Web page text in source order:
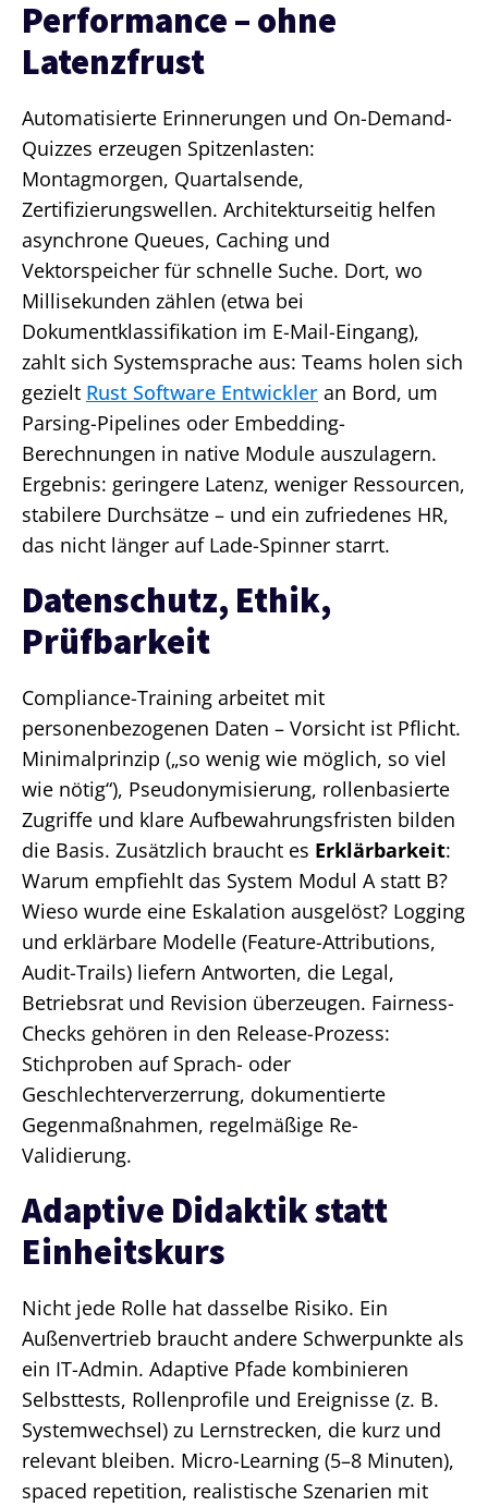
Performance – ohne
Latenzfrust
Automatisierte Erinnerungen und On-Demand-
Quizzes erzeugen Spitzenlasten:
Montagmorgen, Quartalsende,
Zertifizierungswellen. Architekturseitig helfen
asynchrone Queues, Caching und
Vektorspeicher für schnelle Suche. Dort, wo
Millisekunden zählen (etwa bei
Dokumentklassifikation im E-Mail-Eingang),
zahlt sich Systemsprache aus: Teams holen sich
gezielt Rust Software Entwickler an Bord, um
Parsing-Pipelines oder Embedding-
Berechnungen in native Module auszulagern.
Ergebnis: geringere Latenz, weniger Ressourcen,
stabilere Durchsätze – und ein zufriedenes HR,
das nicht länger auf Lade-Spinner starrt.
Datenschutz, Ethik,
Prüfbarkeit
Compliance-Training arbeitet mit
personenbezogenen Daten – Vorsicht ist Pflicht.
Minimalprinzip („so wenig wie möglich, so viel
wie nötig“), Pseudonymisierung, rollenbasierte
Zugriffe und klare Aufbewahrungsfristen bilden
die Basis. Zusätzlich braucht es Erklärbarkeit:
Warum empfiehlt das System Modul A statt B?
Wieso wurde eine Eskalation ausgelöst? Logging
und erklärbare Modelle (Feature-Attributions,
Audit-Trails) liefern Antworten, die Legal,
Betriebsrat und Revision überzeugen. Fairness-
Checks gehören in den Release-Prozess:
Stichproben auf Sprach- oder
Geschlechterverzerrung, dokumentierte
Gegenmaßnahmen, regelmäßige Re-
Validierung.
Adaptive Didaktik statt
Einheitskurs
Nicht jede Rolle hat dasselbe Risiko. Ein
Außenvertrieb braucht andere Schwerpunkte als
ein IT-Admin. Adaptive Pfade kombinieren
Selbsttests, Rollenprofile und Ereignisse (z. B.
Systemwechsel) zu Lernstrecken, die kurz und
relevant bleiben. Micro-Learning (5–8 Minuten),
spaced repetition, realistische Szenarien mit